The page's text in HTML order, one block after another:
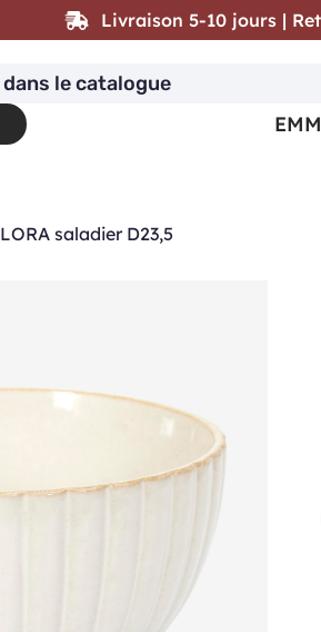
saladier D23,5
Livraison 5-10 jours |